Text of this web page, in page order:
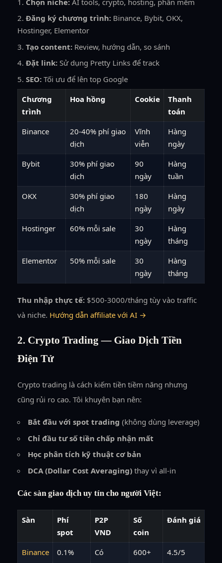
Đăng ký chương trình: Binance, Bybit, OKX,
Hostinger, Elementor
Tạo content: Review, hướng dẫn, so sánh
Đặt link: Sử dụng Pretty Links để track
SEO: Tối ưu để lên top Google
Chương
trình
Hoa hồng Cookie
Thanh
toán
Binance
20-40% phí giao
dịch
Vĩnh
viễn
Hàng
ngày
Bybit
30% phí giao
dịch
90
ngày
Hàng
tuần
OKX
30% phí giao
dịch
180
ngày
Hàng
ngày
Hostinger
60% mỗi sale
30
ngày
Hàng
tháng
Elementor
50% mỗi sale
30
ngày
Hàng
tháng
Thu nhập thực tế: $500-3000/tháng tùy vào traffic
và niche. Hướng dẫn affiliate với AI →
2. Crypto Trading — Giao Dịch Tiền
Điện Tử
Crypto trading là cách kiếm tiền tiềm năng nhưng
cũng rủi ro cao. Tôi khuyên bạn nên:
Bắt đầu với spot trading (không dùng leverage)
Chỉ đầu tư số tiền chấp nhận mất
Học phân tích kỹ thuật cơ bản
DCA (Dollar Cost Averaging) thay vì all-in
Các sàn giao dịch uy tín cho người Việt:
Sàn
Phí
spot
P2P
VND
Số
coin
Đánh giá
Binance 0.1% Có 600+
4.5/5